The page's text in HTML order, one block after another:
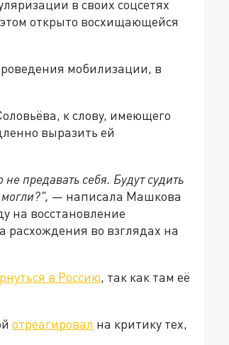
в своих соцсетях
открыто восхищающейся
мобилизации, в
к слову, имеющего
выразить ей
предавать себя. Будут судить
— написала Машкова
на восстановление
расхождения во взглядах на
в Россию, так как там её
отреагировал на критику тех,